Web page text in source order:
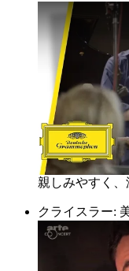
親しみやすく、
クライスラー: